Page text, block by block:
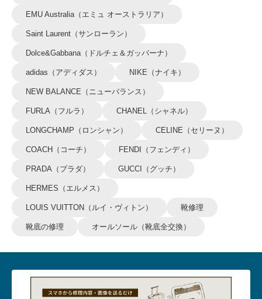
EMU Australia（エミュ オーストラリア）
Saint Laurent（サンローラン）
Dolce&Gabbana（ドルチェ＆ガッバーナ）
adidas（アディダス） NIKE（ナイキ）
NEW BALANCE（ニューバランス）
FURLA（フルラ） CHANEL（シャネル）
LONGCHAMP（ロンシャン） CELINE（セリーヌ）
COACH（コーチ） FENDI（フェンディ）
PRADA（プラダ） GUCCI（グッチ）
HERMES（エルメス）
LOUIS VUITTON（ルイ・ヴィトン） 靴修理
靴底の修理 オールソール（靴底全交換）